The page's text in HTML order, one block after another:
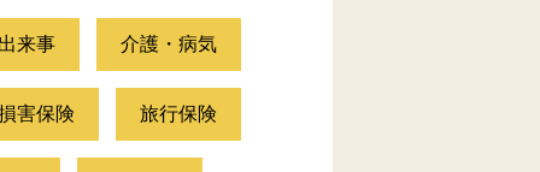
来事 介護・病気
害保険 旅行保険